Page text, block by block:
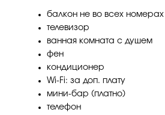
балкон не во всех номерах
телевизор
ванная комната с душем
фен
кондиционер
Wi-Fi: за доп. плату
мини-бар (платно)
телефон